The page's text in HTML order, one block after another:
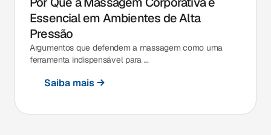
Essencial em Ambientes de Alta
Pressão
Argumentos que defendem a massagem como uma
ferramenta indispensável para ...
Saiba mais